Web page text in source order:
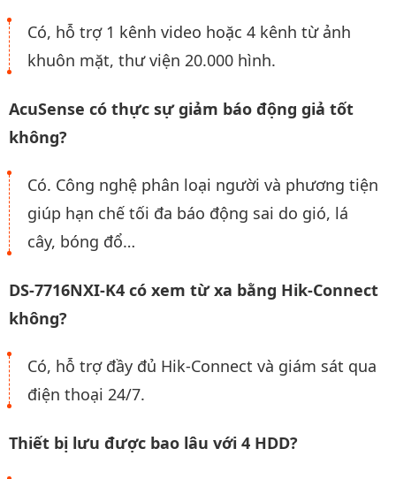
Có, hỗ trợ 1 kênh video hoặc 4 kênh từ ảnh
khuôn mặt, thư viện 20.000 hình.
AcuSense có thực sự giảm báo động giả tốt
không?
Có. Công nghệ phân loại người và phương tiện
giúp hạn chế tối đa báo động sai do gió, lá
cây, bóng đổ…
DS-7716NXI-K4 có xem từ xa bằng Hik-Connect
không?
Có, hỗ trợ đầy đủ Hik-Connect và giám sát qua
điện thoại 24/7.
Thiết bị lưu được bao lâu với 4 HDD?